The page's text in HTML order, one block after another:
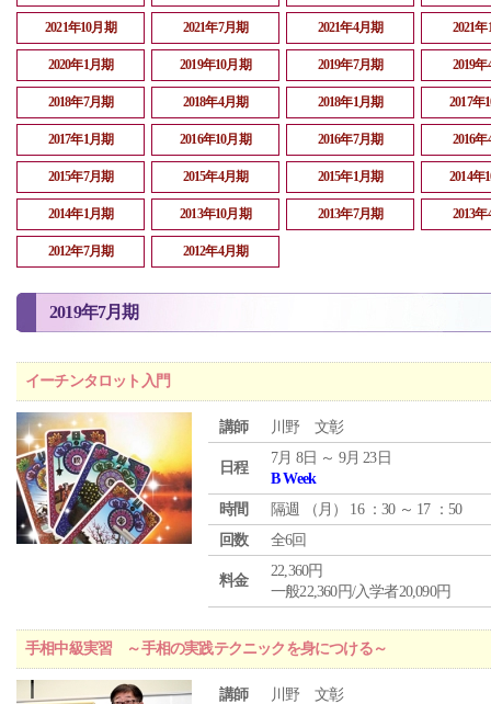
2021年10月期 2021年7月期 2021年4月期 2021
2020年1月期 2019年10月期 2019年7月期 2019
2018年7月期 2018年4月期 2018年1月期 2017年
2017年1月期 2016年10月期 2016年7月期 2016
2015年7月期 2015年4月期 2015年1月期 2014年
2014年1月期 2013年10月期 2013年7月期 2013
2012年7月期 2012年4月期
2019年7月期
イーチンタロット入門
講師 川野 文彰
日程
7月 8日 ～ 9月 23日
B Week
時間
隔週 （ 月 ） 16 ：30 ～ 17 ：50
回数
全6回
料金
22,360円
一般22,360円/入学者20,090円
手相中級実習 ～手相の実践テクニックを身につける～
講師 川野 文彰